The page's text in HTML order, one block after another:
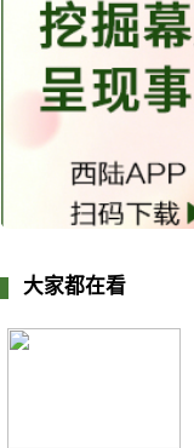
大家都在看